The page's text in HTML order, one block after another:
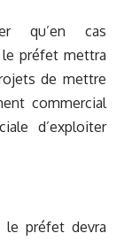
qu’en cas
le préfet mettra
de mettre
commercial
d’exploiter
le préfet devra